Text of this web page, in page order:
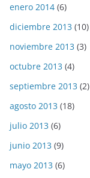
enero 2014 (6)
diciembre 2013 (10)
noviembre 2013 (3)
octubre 2013 (4)
septiembre 2013 (2)
agosto 2013 (18)
julio 2013 (6)
junio 2013 (9)
mayo 2013 (6)